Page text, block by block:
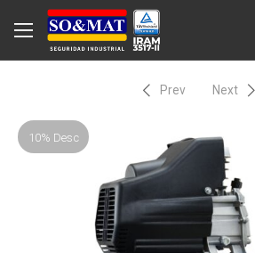
Prev Next
10% Desc